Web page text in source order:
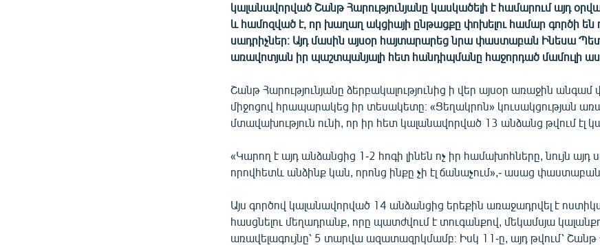
կալանավորված Շանթ Հարությունյանը կասկածելի է համարում այդ
և համոզված է, որ խաղաղ ակցիայի ընթացքը փոխելու համար գործի են
սադրիչներ։ Այդ մասին այսօր հայտարարեց նրա փաստաբան Ինեսա
առավոտյան իր պաշտպանյալի հետ հանդիպմանը հաջորդած մամուլի
Շանթ Հարությունյանը ձերբակալությունից ի վեր այսօր առաջին
միջոցով հրապարակեց իր տեսակետը։ «Ցեղակրոն» կուսակցության
մտավախություն ունի, որ իր հետ կալանավորված 13 անձանց թվում էլ
«Կարող է այդ անձանցից 1-2 հոգի լինեն ոչ իր համախոհները, նույն այդ
որովհետև անձինք կան, որոնց ինքը չի էլ ճանաչում»,- ասաց
Այս գործով կալանավորված 14 անձանցից երեքին առաջադրվել է
հասցնելու մեղադրանք, որը պատժվում է տուգանքով, մեկամսյա
առավելագույնը՝ 5 տարվա ազատազրկմամբ։ Իսկ 11-ը, այդ թվում՝ Շանթ